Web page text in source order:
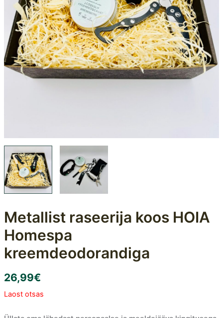
Metallist raseerija koos HOIA
Homespa
kreemdeodorandiga
26,99€
Laost otsas